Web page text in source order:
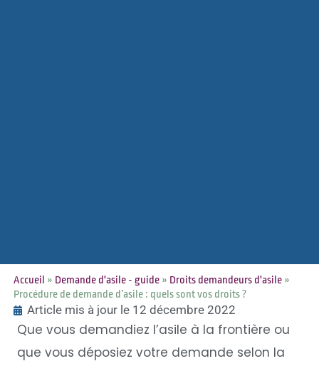
Accueil » Demande d'asile - guide» Droits demandeurs d'asile»
Procédure de demande d’asile : quels sont vos droits ?
Article mis à jour le 12 décembre 2022
Que vous demandiez l’asile à la frontière ou
que vous déposiez votre demande selon la